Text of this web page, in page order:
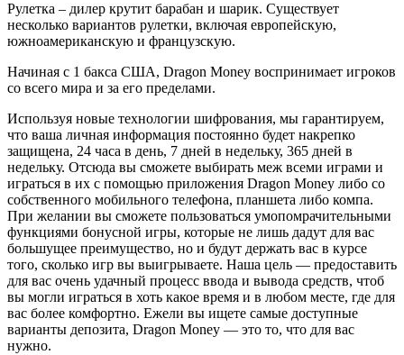
Рулетка – дилер крутит барабан и шарик. Существует
несколько вариантов рулетки, включая европейскую,
южноамериканскую и французскую.
Начиная с 1 бакса США, Dragon Money воспринимает игроков
со всего мира и за его пределами.
Используя новые технологии шифрования, мы гарантируем,
что ваша личная информация постоянно будет накрепко
защищена, 24 часа в день, 7 дней в недельку, 365 дней в
недельку. Отсюда вы сможете выбирать меж всеми играми и
играться в их с помощью приложения Dragon Money либо со
собственного мобильного телефона, планшета либо компа.
При желании вы сможете пользоваться умопомрачительными
функциями бонусной игры, которые не лишь дадут для вас
большущее преимущество, но и будут держать вас в курсе
того, сколько игр вы выигрываете. Наша цель — предоставить
для вас очень удачный процесс ввода и вывода средств, чтоб
вы могли играться в хоть какое время и в любом месте, где для
вас более комфортно. Ежели вы ищете самые доступные
варианты депозита, Dragon Money — это то, что для вас
нужно.